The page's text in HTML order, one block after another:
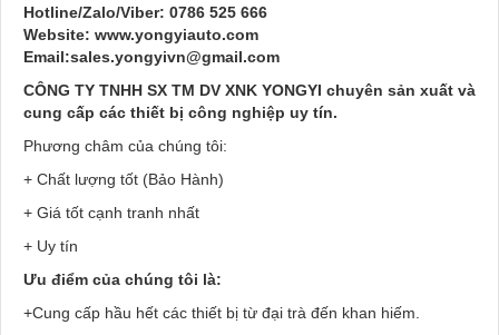
Hotline/Zalo/Viber: 0786 525 666
Website: www.yongyiauto.com
Email:sales.yongyivn@gmail.com
CÔNG TY TNHH SX TM DV XNK YONGYI chuyên sản xuất và
cung cấp các thiết bị công nghiệp uy tín.
Phương châm của chúng tôi:
+ Chất lượng tốt (Bảo Hành)
+ Giá tốt cạnh tranh nhất
+ Uy tín
Ưu điểm của chúng tôi là:
+Cung cấp hầu hết các thiết bị từ đại trà đến khan hiếm.